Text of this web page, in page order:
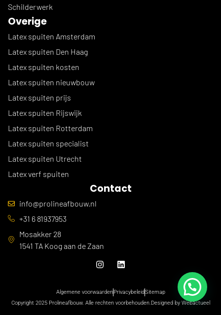
Schilderwerk
Overige
Latex spuiten Amsterdam
Latex spuiten Den Haag
Latex spuiten kosten
Latex spuiten nieuwbouw
Latex spuiten prijs
Latex spuiten Rijswijk
Latex spuiten Rotterdam
Latex spuiten specialist
Latex spuiten Utrecht
Latex verf spuiten
Contact
info@prolineafbouw.nl
+31 6 81937953
Mosakker 28
1541 TA Koog aan de Zaan
Algemene voorwaardenPrivacybeleidSitemap
Copyright 2025 Prolineafbouw. Alle rechten voorbehouden.Designed by Webactueel